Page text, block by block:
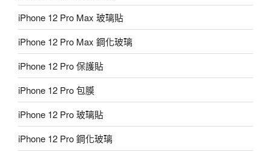
iPhone 12 Pro Max 玻璃貼
iPhone 12 Pro Max 鋼化玻璃
iPhone 12 Pro 保護貼
iPhone 12 Pro 包膜
iPhone 12 Pro 玻璃貼
iPhone 12 Pro 鋼化玻璃